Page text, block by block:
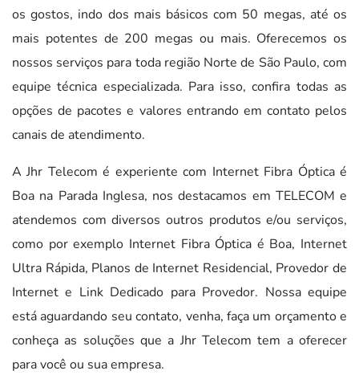
os gostos, indo dos mais básicos com 50 megas, até os
mais potentes de 200 megas ou mais. Oferecemos os
nossos serviços para toda região Norte de São Paulo, com
equipe técnica especializada. Para isso, confira todas as
opções de pacotes e valores entrando em contato pelos
canais de atendimento.
A Jhr Telecom é experiente com Internet Fibra Óptica é
Boa na Parada Inglesa, nos destacamos em TELECOM e
atendemos com diversos outros produtos e/ou serviços,
como por exemplo Internet Fibra Óptica é Boa, Internet
Ultra Rápida, Planos de Internet Residencial, Provedor de
Internet e Link Dedicado para Provedor. Nossa equipe
está aguardando seu contato, venha, faça um orçamento e
conheça as soluções que a Jhr Telecom tem a oferecer
para você ou sua empresa.